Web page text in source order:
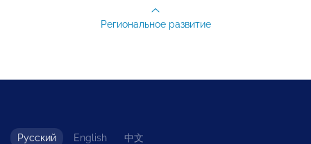
Региональное развитие
Русский English 中文